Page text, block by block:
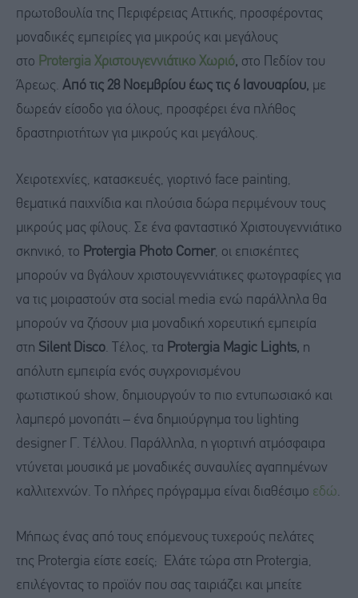
πρωτοβουλία της Περιφέρειας Αττικής, προσφέροντας
μοναδικές εμπειρίες για μικρούς και μεγάλους
στο Protergia Χριστουγεννιάτικο Χωριό, στο Πεδίον του
Άρεως. Από τις 28 Νοεμβρίου έως τις 6 Ιανουαρίου, με
δωρεάν είσοδο για όλους, προσφέρει ένα πλήθος
δραστηριοτήτων για μικρούς και μεγάλους.
Χειροτεχνίες, κατασκευές, γιορτινό face painting,
θεματικά παιχνίδια και πλούσια δώρα περιμένουν τους
μικρούς μας φίλους. Σε ένα φανταστικό Χριστουγεννιάτικο
σκηνικό, το Protergia Photo Corner, οι επισκέπτες
μπορούν να βγάλουν χριστουγεννιάτικες φωτογραφίες για
να τις μοιραστούν στα social media ενώ παράλληλα θα
μπορούν να ζήσουν μια μοναδική χορευτική εμπειρία
στη Silent Disco. Τέλος, τα Protergia Magic Lights, η
απόλυτη εμπειρία ενός συγχρονισμένου
φωτιστικού show, δημιουργούν το πιο εντυπωσιακό και
λαμπερό μονοπάτι – ένα δημιούργημα του lighting
designer Γ. Τέλλου.
Παράλληλα, η γιορτινή ατμόσφαιρα
ντύνεται μουσικά με μοναδικές συναυλίες αγαπημένων
καλλιτεχνών. Το πλήρες πρόγραμμα είναι διαθέσιμο εδώ.
Μήπως ένας από τους επόμενους τυχερούς πελάτες
της Protergia είστε εσείς; Ελάτε τώρα στη Protergia,
επιλέγοντας το προϊόν που σας ταιριάζει και μπείτε